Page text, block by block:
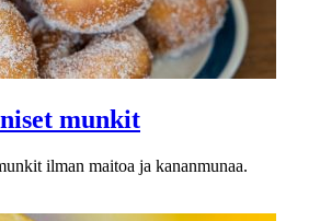
munkit
ilman maitoa ja kananmunaa.